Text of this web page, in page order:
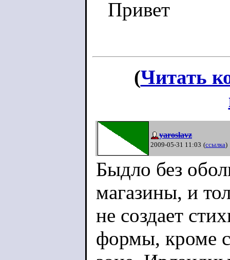
Привет
(Читать
yaroslavz
2009-05-31 11:03 (ссылка)
Быдло без
магазины, и
не создает
формы, кроме